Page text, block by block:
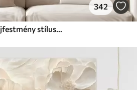
342
Absztrakt festmény olajfestmény stílusban